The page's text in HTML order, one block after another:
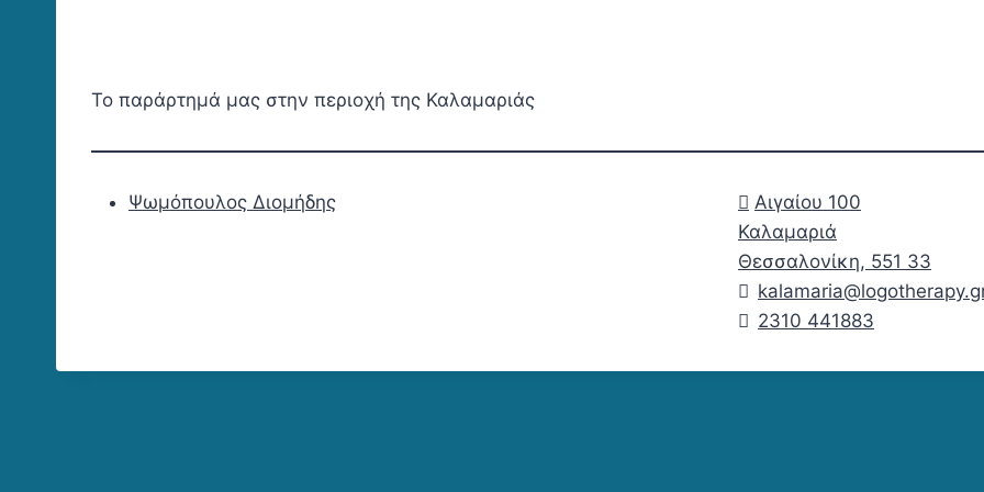
Το παράρτημά μας στην περιοχή της Καλαμαριάς
Ψωμόπουλος Διομήδης
Αιγαίου 100
Καλαμαριά
Θεσσαλονίκη, 551 33
2310 441883